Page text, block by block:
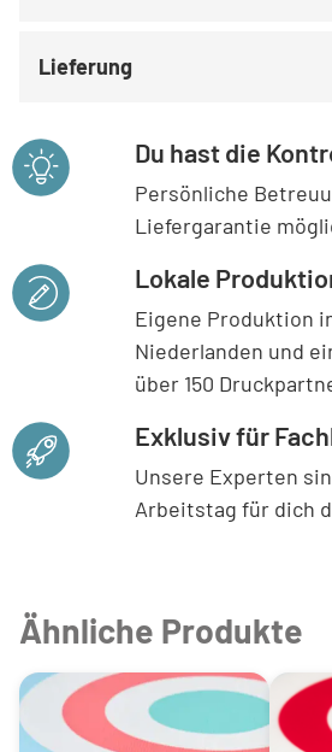
Lieferung
Du hast die
Persönliche
Liefergarantie
Lokale
Eigene Produktion
Niederlanden und
über 150
Exklusiv für
Unsere Experten
Arbeitstag für dich
Ähnliche Produkte